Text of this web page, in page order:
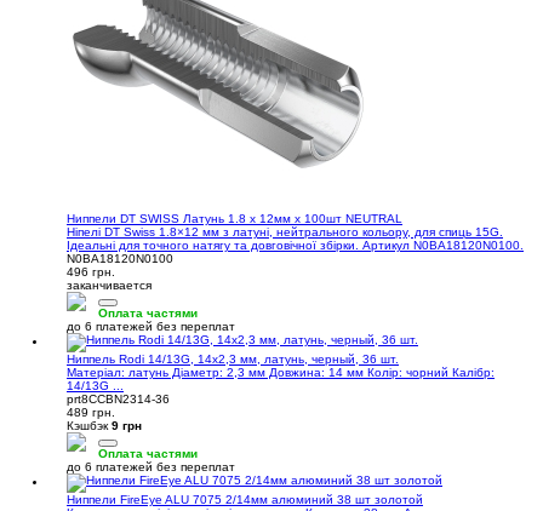
Ниппели DT SWISS Латунь 1.8 x 12мм х 100шт NEUTRAL
Ніпелі DT Swiss 1.8×12 мм з латуні, нейтрального кольору, для спиць 15G.
Ідеальні для точного натягу та довговічної збірки. Артикул N0BA18120N0100.
N0BA18120N0100
496 грн.
заканчивается
Оплата частями
до 6 платежей без переплат
Ниппель Rodi 14/13G, 14x2,3 мм, латунь, черный, 36 шт.
Матеріал: латунь Діаметр: 2,3 мм Довжина: 14 мм Колір: чорний Калібр:
14/13G ...
prt8CCBN2314-36
489 грн.
Кэшбэк 9 грн
Оплата частями
до 6 платежей без переплат
Ниппели FireEye ALU 7075 2/14мм алюминий 38 шт золотой